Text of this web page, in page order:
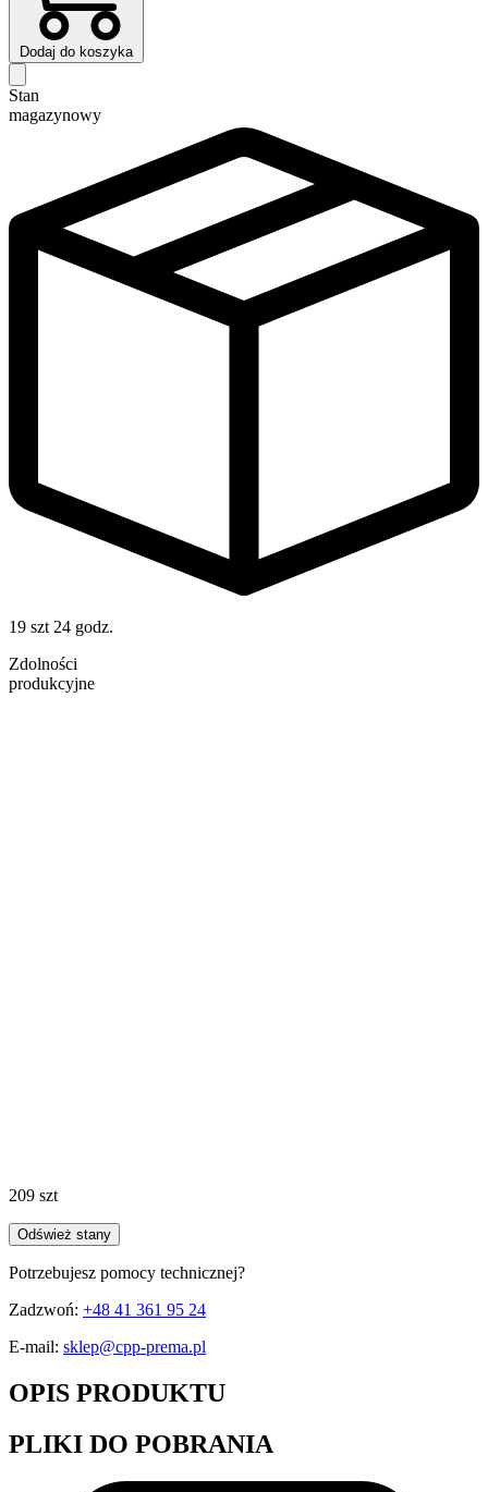
Dodaj do koszyka
Stan
magazynowy
19 szt 24 godz.
Zdolności
produkcyjne
209 szt
Odśwież stany
Potrzebujesz pomocy technicznej?
Zadzwoń: +48 41 361 95 24
E-mail: sklep@cpp-prema.pl
OPIS PRODUKTU
PLIKI DO POBRANIA